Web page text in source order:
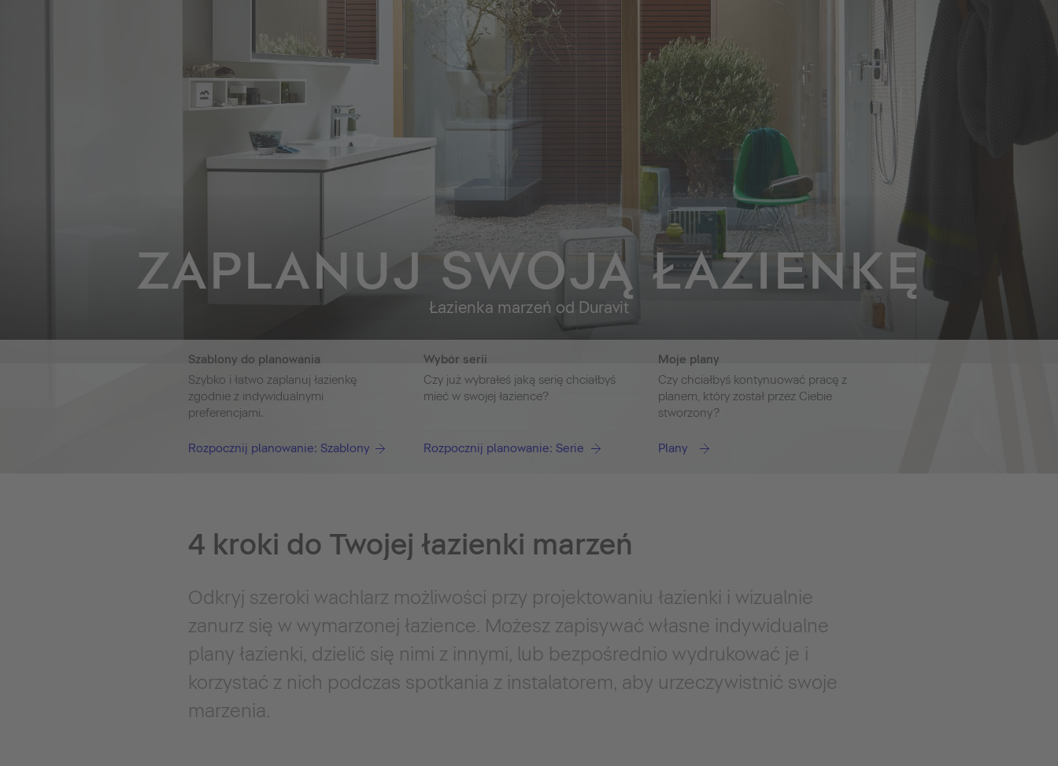
ZAPLANUJ SWOJĄ ŁAZIENKĘ
Łazienka marzeń od Duravit
Szablony do planowania
Szybko i łatwo zaplanuj łazienkę
zgodnie z indywidualnymi
preferencjami.
Rozpocznij planowanie: Szablony
Wybór serii
Czy już wybrałeś jaką serię chciałbyś
mieć w swojej łazience?
Rozpocznij planowanie: Serie
Moje plany
Czy chciałbyś kontynuować pracę z
planem, który został przez Ciebie
stworzony?
Plany
4 kroki do Twojej łazienki marzeń
Odkryj szeroki wachlarz możliwości przy projektowaniu łazienki i wizualnie
zanurz się w wymarzonej łazience. Możesz zapisywać własne indywidualne
plany łazienki, dzielić się nimi z innymi, lub bezpośrednio wydrukować je i
korzystać z nich podczas spotkania z instalatorem, aby urzeczywistnić swoje
marzenia.